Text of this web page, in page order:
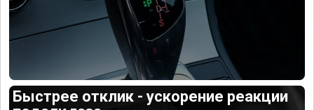
Быстрее отклик - ускорение реакции